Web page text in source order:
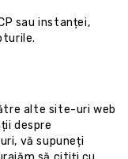
sau instanței,
alte site-uri web
despre
vă supuneți